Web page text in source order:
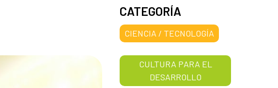
CATEGORÍA
CIENCIA / TECNOLOGÍA
CULTURA PARA EL
DESARROLLO